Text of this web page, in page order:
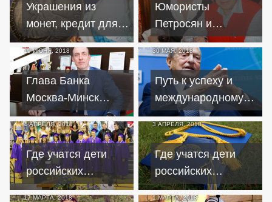
Украшения из
монет, кредит для
Соломона и могила
с сокровищами
Юмористы
Петросян и
Степаненко
поделят нажитое
имущество через
суд
19 ИЮНЯ, 2018
Глава Банка
Москва-Минск
призывает не
бояться спорта,
шаурмы и кредитов
30 МАЯ, 2018
Путь к успеху и
международному
признанию
Джорджа Сороса
4 АПРЕЛЯ, 2018
Где учатся дети
российских
олигархов, часть 2
3 АПРЕЛЯ, 2018
Где учатся дети
российских
олигархов, часть 1
17 МАРТА, 2018 1 МАРТА, 2018